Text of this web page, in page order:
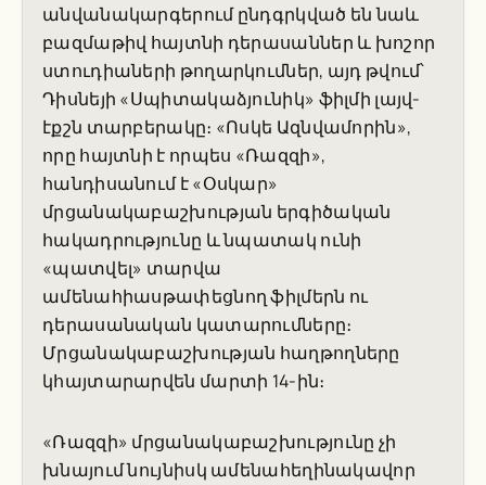
անվանակարգերում ընդգրկված են նաև
բազմաթիվ հայտնի դերասաններ և խոշոր
ստուդիաների թողարկումներ, այդ թվում՝
Դիսնեյի «Սպիտակաձյունիկ» ֆիլմի լայվ-
էքշն տարբերակը։ «Ոսկե Ազնվամորին»,
որը հայտնի է որպես «Ռազզի»,
հանդիսանում է «Օսկար»
մրցանակաբաշխության երգիծական
հակադրությունը և նպատակ ունի
«պատվել» տարվա
ամենահիասթափեցնող ֆիլմերն ու
դերասանական կատարումները։
Մրցանակաբաշխության հաղթողները
կհայտարարվեն մարտի 14-ին։
«Ռազզի» մրցանակաբաշխությունը չի
խնայում նույնիսկ ամենահեղինակավոր